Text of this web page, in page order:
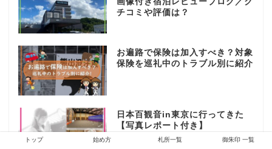
チコミや評価は？
お遍路で保険は加入すべき？対象
保険を巡礼中のトラブル別に紹介
日本百観音in東京に行ってきた
【写真レポート付き】
トップ 始め方 札所一覧 御朱印 一覧